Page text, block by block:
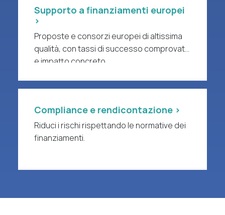
Supporto a finanziamenti europei
>
Proposte e consorzi europei di altissima
qualità, con tassi di successo comprovati
e impatto concreto.
Compliance e rendicontazione >
Riduci i rischi rispettando le normative dei
finanziamenti.